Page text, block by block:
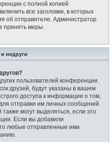
с полной копией
все заголовки, в которых
об отправителе. Администратор
принять меры.
недруги
пользователей конференции.
друзей, будут указаны в вашем
доступа к информации о том,
отправки им личных сообщений.
могут выделяться, если это
Если вы добавили
то любые отправленные ими